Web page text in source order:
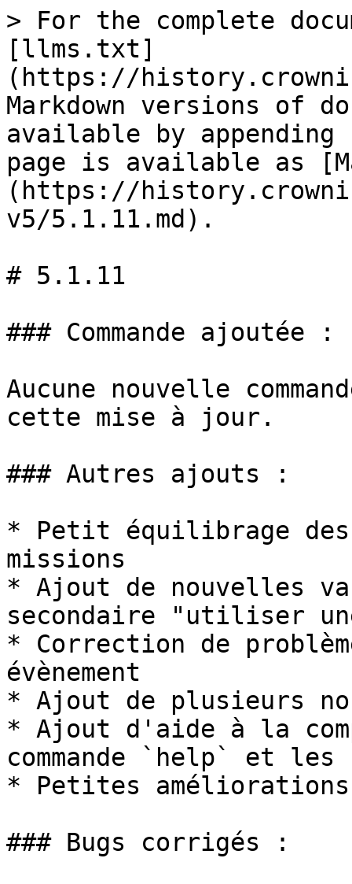
> For the complete
[llms.txt]
(https://
Markdown versions of
available by
page is available as
(https://
v5/5.1.11.md).
# 5.1.11
### Commande ajoutée :
Aucune nouvelle
cette mise à jour.
### Autres ajouts :
* Petit équilibrage des
missions
* Ajout de nouvelles
secondaire "utiliser
* Correction de
évènement
* Ajout de plusieurs
* Ajout d'aide à la
commande `help` et les
* Petites
### Bugs corrigés :